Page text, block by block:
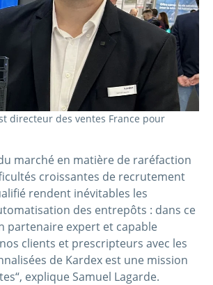
directeur des ventes France pour
marché en matière de raréfaction
croissantes de recrutement
rendent inévitables les
des entrepôts : dans ce
partenaire expert et capable
clients et prescripteurs avec les
de Kardex est une mission
explique Samuel Lagarde.